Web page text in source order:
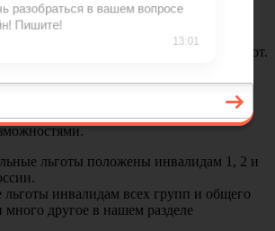
считаются уязвимой категорией
к ним со стороны государства
предоставления им
различных льгот.
набор и выраженные в материальном
быть разными зависимо от группы
присваивается гражданину с
льготы положены инвалидам 1, 2 и
инвалидам всех групп и общего
много другое в нашем разделе